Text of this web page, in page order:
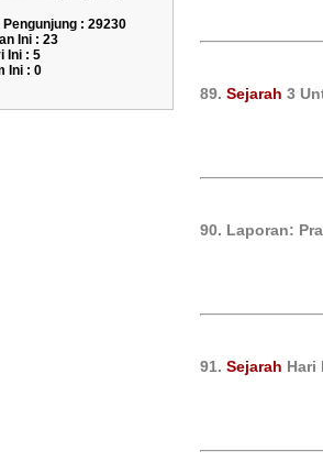
Pengunjung : 29230
Ini : 23
Ini : 5
Ini : 0
89. Sejarah 3
90. Laporan:
91. Sejarah Hari